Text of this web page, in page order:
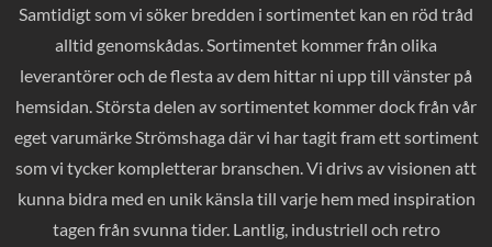
Samtidigt som vi söker bredden i sortimentet kan en röd tråd
alltid genomskådas. Sortimentet kommer från olika
leverantörer och de flesta av dem hittar ni upp till vänster på
hemsidan. Största delen av sortimentet kommer dock från vår
eget varumärke Strömshaga där vi har tagit fram ett sortiment
som vi tycker kompletterar branschen. Vi drivs av visionen att
kunna bidra med en unik känsla till varje hem med inspiration
tagen från svunna tider. Lantlig, industriell och retro